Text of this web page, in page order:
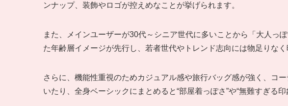
ンナップ、装飾やロゴが控えめなことが挙げられます。
また、メインユーザーが30代～シニア世代に多いことから「大人っ
た年齢層イメージが先行し、若者世代やトレンド志向には物足りなく
さらに、機能性重視のためカジュアル感や旅行バッグ感が強く、コ
いたり、全身ベーシックにまとめると“部屋着っぽさ”や“無難すぎる